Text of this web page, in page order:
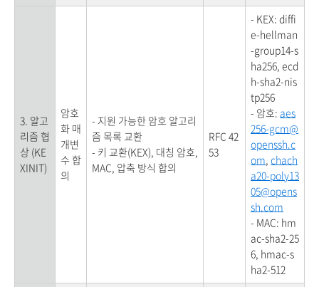
3. 알고
리즘 협
상 (KE
XINIT)
암호
화 매
개변
수 합
의
- 지원 가능한 암호 알고리
즘 목록 교환
- 키 교환(KEX), 대칭 암호,
MAC, 압축 방식 합의
RFC 42
53
- KEX: diffi
e-hellman
-group14-s
ha256, ecd
h-sha2-nis
tp256
- 암호: aes
256-gcm@
openssh.c
om chach
a20-poly13
05@opens
sh.com
- MAC: hm
ac-sha2-25
6, hmac-s
ha2-512